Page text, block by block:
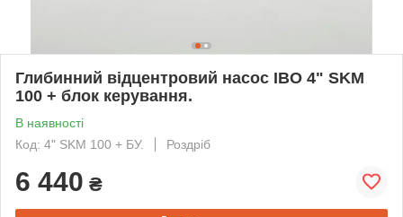
Глибинний відцентровий насос IBO 4" SKM
100 + блок керування.
В наявності
Код: 4" SKM 100 + БУ.
Роздріб
6 440 ₴